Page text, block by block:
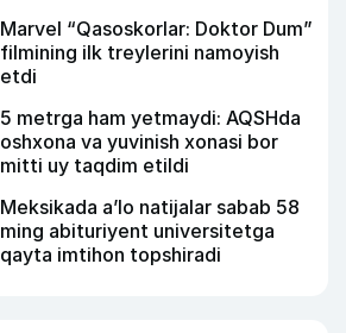
Marvel “Qasoskorlar: Doktor Dum”
filmining ilk treylerini namoyish
etdi
5 metrga ham yetmaydi: AQSHda
oshxona va yuvinish xonasi bor
mitti uy taqdim etildi
Meksikada a’lo natijalar sabab 58
ming abituriyent universitetga
qayta imtihon topshiradi